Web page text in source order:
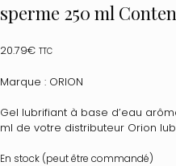
sperme 250 ml
20.79€ TTC
Marque : ORION
Gel lubrifiant à base d’eau
ml de votre distributeur Orion
En stock (peut être commandé)